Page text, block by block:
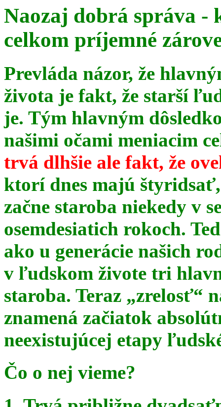
Naozaj dobrá správa -
celkom príjemné
Prevláda názor, že
života je fakt, že starší
je. Tým hlavným
našimi očami meniacim
trvá dlhšie ale fakt, že
ktorí dnes majú
začne staroba niekedy v
osemdesiatich rokoch.
ako u generácie našich
v ľudskom živote tri
staroba. Teraz „zrelosť“
znamená začiatok
neexistujúcej etapy
Čo o nej vieme?